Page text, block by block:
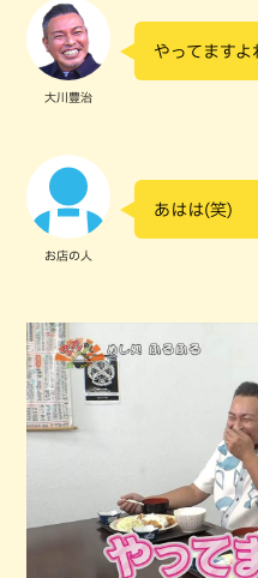
大川豊治
やってますよ
お店の人
あはは(笑)